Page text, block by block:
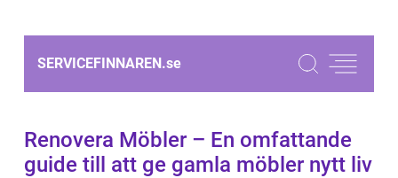
SERVICEFINNAREN.se
Renovera Möbler – En omfattande
guide till att ge gamla möbler nytt liv